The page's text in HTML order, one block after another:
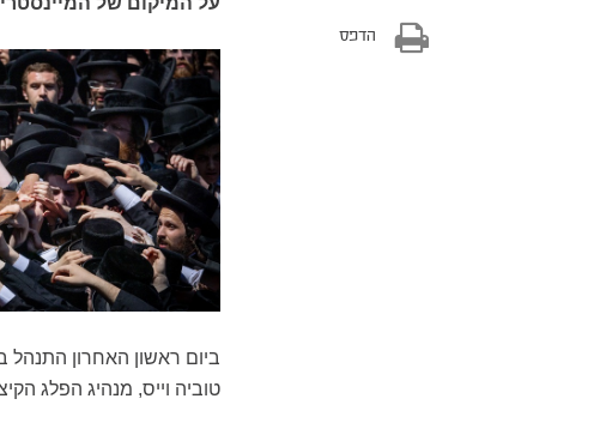
ביום ראשון האחרון
טוביה וייס, מנהיג הפלג
הדפס